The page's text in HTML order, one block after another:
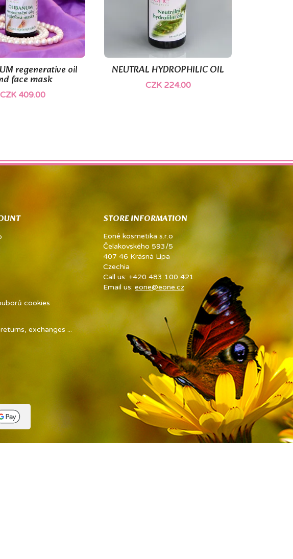
regenerative oil
face mask
CZK 409.00
(1)
Quick view NEUTRAL HYDROPHILIC OIL
CZK 224.00
Quick view
cookies
exchanges ...
STORE INFORMATION
Eoné kosmetika s.r.o
Čelakovského 593/5
407 46 Krásná Lípa
Czechia
Call us: +420 483 100 421
Email us: eone@eone.cz